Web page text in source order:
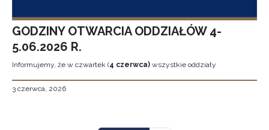
GODZINY OTWARCIA ODDZIAŁÓW 4-
5.06.2026 R.
Informujemy, że w czwartek (4 czerwca) wszystkie oddziały
3 czerwca, 2026